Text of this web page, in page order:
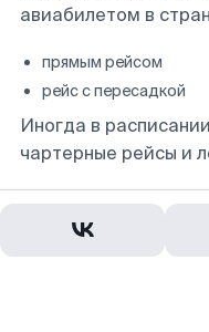
авиабилетом в
прямым рейсом
рейс с пересадкой
Иногда в
чартерные рейсы и